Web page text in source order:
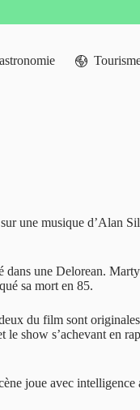
une musique d’Alan
une Delorean.
sa mort en 85.
du film sont
le show s’achevant en
joue avec